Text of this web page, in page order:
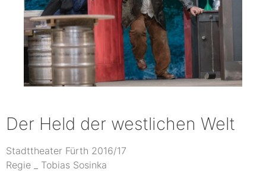
Der Held der westlichen Welt
Stadttheater Fürth 2016/17
Regie _ Tobias Sosinka